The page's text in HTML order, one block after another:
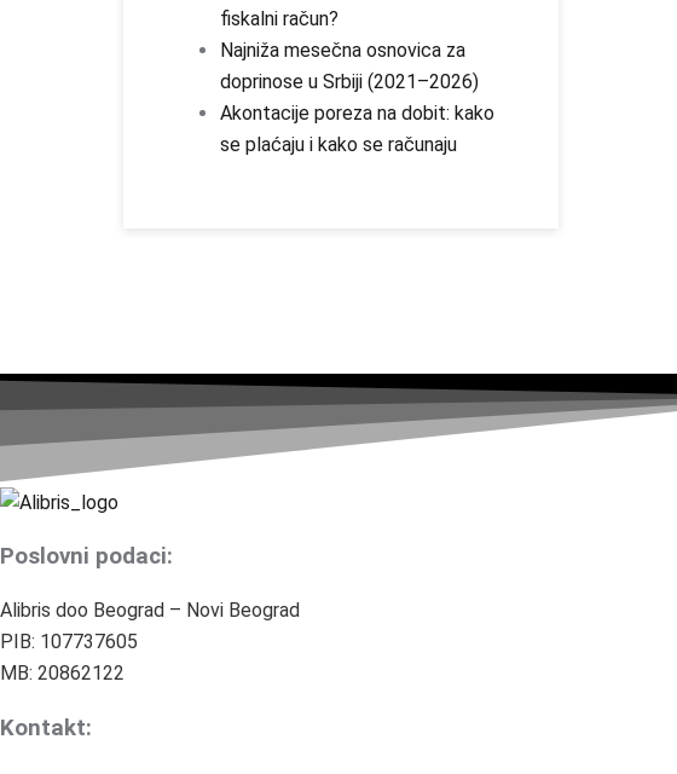
fiskalni račun?
Najniža mesečna osnovica za
doprinose u Srbiji (2021–2026)
Akontacije poreza na dobit: kako
se plaćaju i kako se računaju
Poslovni podaci:
Alibris doo Beograd – Novi Beograd
PIB: 107737605
MB: 20862122
Kontakt: